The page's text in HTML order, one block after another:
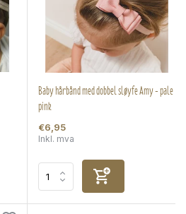
Baby hårbånd med dobbel sløyfe Amy - pale
pink
€6,95
Inkl. mva